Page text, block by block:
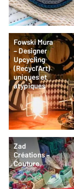
Fowski Mura
– Designer
Upcycling
(Recycl’Art)
uniques et
atypiques
Zad
Créations –
Couture